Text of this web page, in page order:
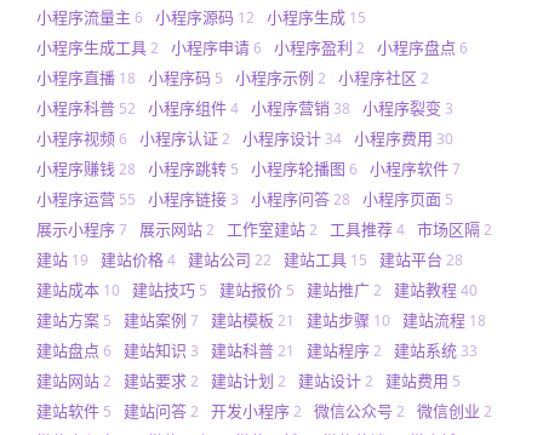
小程序流量主 6 小程序源码 12 小程序生成 15
小程序生成工具2 小程序申请6 小程序盈利 2 小程序盘点 6
小程序直播 18 小程序码 5 小程序示例 2 小程序社区 2
小程序科普 52 小程序组件4 小程序营销 38 小程序裂变 3
小程序视频6 小程序认证2 小程序设计 34 小程序费用 30
小程序赚钱28 小程序跳转 5 小程序轮播图 6 小程序软件7
小程序运营 55 小程序链接 3 小程序问答28 小程序页面 5
展示小程序7 展示网站2 工作室建站2 工具推荐4 市场区隔2
建站 19 建站价格4 建站公司 22 建站工具 15 建站平台 28
建站成本 10 建站技巧 5 建站报价 5 建站推广2 建站教程40
建站方案 5 建站案例 7 建站模板 21 建站步骤 10 建站流程 18
建站盘点 6 建站知识 3 建站科普21 建站程序2 建站系统 33
建站网站2 建站要求2 建站计划 2 建站设计2 建站费用 5
建站软件 5 建站问答2 开发小程序2 微信公众号 2 微信创业 2